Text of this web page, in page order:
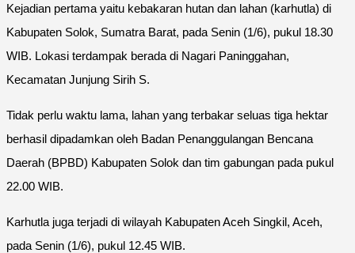
Kejadian pertama yaitu kebakaran hutan dan lahan (karhutla) di
Kabupaten Solok, Sumatra Barat, pada Senin (1/6), pukul 18.30
WIB. Lokasi terdampak berada di Nagari Paninggahan,
Kecamatan Junjung Sirih S.
Tidak perlu waktu lama, lahan yang terbakar seluas tiga hektar
berhasil dipadamkan oleh Badan Penanggulangan Bencana
Daerah (BPBD) Kabupaten Solok dan tim gabungan pada pukul
22.00 WIB.
Karhutla juga terjadi di wilayah Kabupaten Aceh Singkil, Aceh,
pada Senin (1/6), pukul 12.45 WIB.